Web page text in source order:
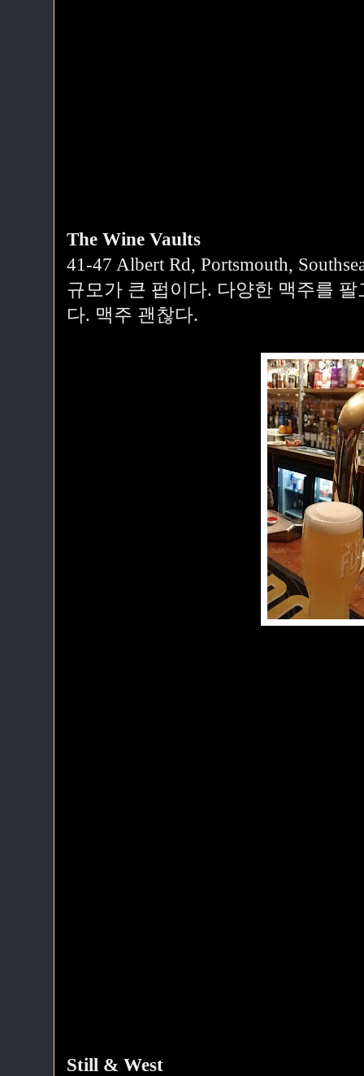
The Wine Vaults
41-47 Albert Rd, Portsmouth,
규모가 큰 펍이다. 다양한 맥주를
다. 맥주 괜찮다.
Still & West